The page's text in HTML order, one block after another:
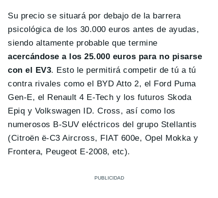
Su precio se situará por debajo de la barrera
psicológica de los 30.000 euros antes de ayudas,
siendo altamente probable que termine
acercándose a los 25.000 euros para no pisarse
con el EV3. Esto le permitirá competir de tú a tú
contra rivales como el BYD Atto 2, el Ford Puma
Gen-E, el Renault 4 E-Tech y los futuros Skoda
Epiq y Volkswagen ID. Cross, así como los
numerosos B-SUV eléctricos del grupo Stellantis
(Citroën ë-C3 Aircross, FIAT 600e, Opel Mokka y
Frontera, Peugeot E-2008, etc).